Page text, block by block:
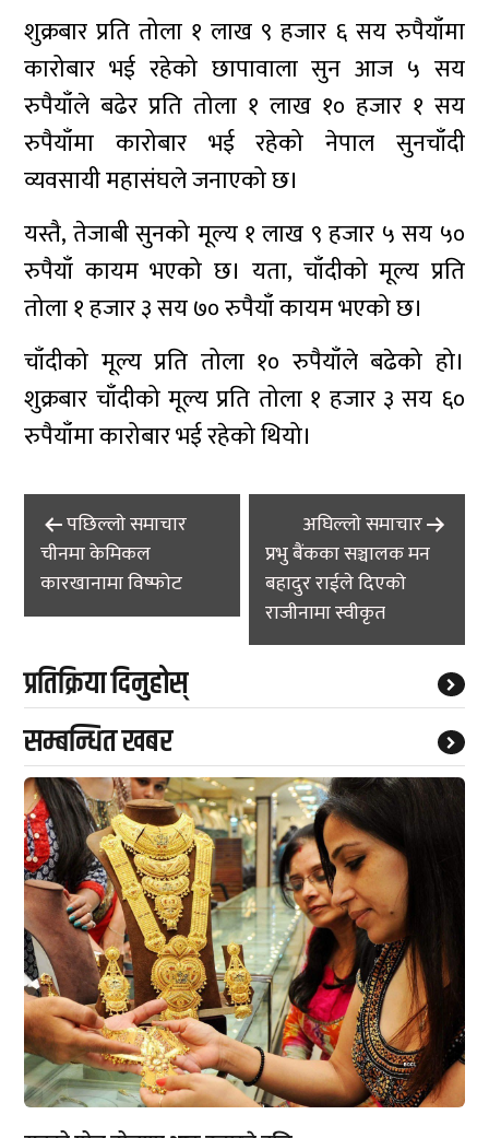
शुक्रबार प्रति तोला १ लाख ९ हजार ६ सय रुपैयाँमा
कारोबार भई रहेको छापावाला सुन आज ५ सय
रुपैयाँले बढेर प्रति तोला १ लाख १० हजार १ सय
रुपैयाँमा कारोबार भई रहेको नेपाल सुनचाँदी
व्यवसायी महासंघले जनाएको छ।
यस्तै, तेजाबी सुनको मूल्य १ लाख ९ हजार ५ सय ५०
रुपैयाँ कायम भएको छ। यता, चाँदीको मूल्य प्रति
तोला १ हजार ३ सय ७० रुपैयाँ कायम भएको छ।
चाँदीको मूल्य प्रति तोला १० रुपैयाँले बढेको हो।
शुक्रबार चाँदीको मूल्य प्रति तोला १ हजार ३ सय ६०
रुपैयाँमा कारोबार भई रहेको थियो।
Post
navigation
पछिल्लाे समाचार
चीनमा केमिकल
कारखानामा विष्फोट
अघिल्लाे समाचार
प्रभु बैंकका सञ्चालक मन
बहादुर राईले दिएको
राजीनामा स्वीकृत
प्रतिक्रिया दिनुहोस्
सम्बन्धित खबर